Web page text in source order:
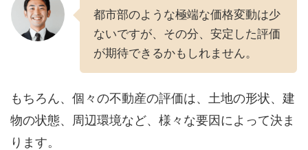
都市部のような極端な価格変動は少
ないですが、その分、安定した評価
が期待できるかもしれません。
もちろん、個々の不動産の評価は、土地の形状、建
物の状態、周辺環境など、様々な要因によって決ま
ります。